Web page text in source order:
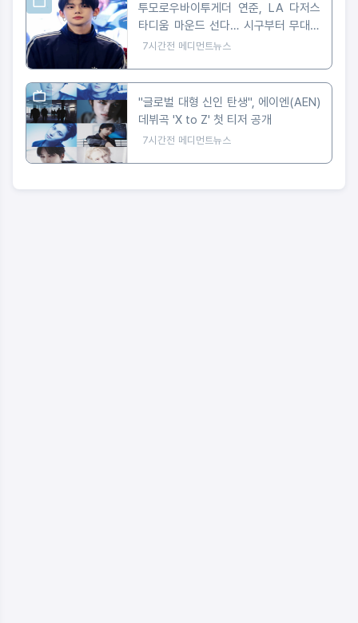
투모로우바이투게더 연준, LA 다저스
타디움 마운드 선다… 시구부터 무대까
지
7시간전 메디먼트뉴스
"글로벌 대형 신인 탄생", 에이엔(AEN)
데뷔곡 'X to Z' 첫 티저 공개
7시간전 메디먼트뉴스